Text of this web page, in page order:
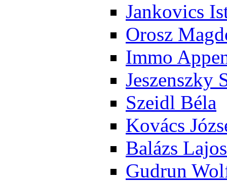
Jan­ko­vics
Orosz
Im­mo
Je­szensz­ky
Szeidl Bé­la
Ko­vács
Ba­lázs La­jos
Gud­run